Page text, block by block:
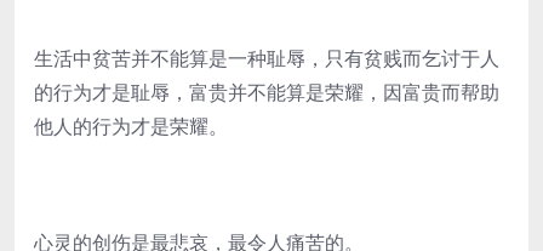
生活中贫苦并不能算是一种耻辱，只有贫贱而乞讨于人
的行为才是耻辱，富贵并不能算是荣耀，因富贵而帮助
他人的行为才是荣耀。
心灵的创伤是最悲哀，最令人痛苦的。